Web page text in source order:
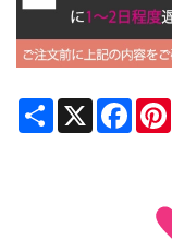
Share X